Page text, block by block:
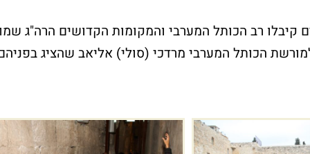
קיבלו רב הכותל המערבי והמקומות הקדושים הרה"ג
למורשת הכותל המערבי מרדכי (סולי) אליאב שהציג
חלאקה בכותל
המערבי
וילווה אתכם במהלך הארוע.
שלח
לכותל
אנחנו כאן לסייע